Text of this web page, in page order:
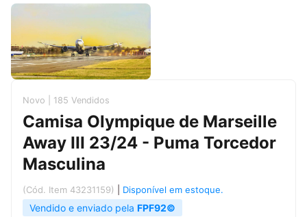
Novo | 185 Vendidos
Camisa Olympique de Marseille
Away III 23/24 - Puma Torcedor
Masculina
(Cód. Item 43231159) Disponível em estoque.
Vendido e enviado pela FPF92©